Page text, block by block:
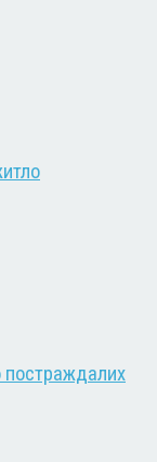
постраждалих